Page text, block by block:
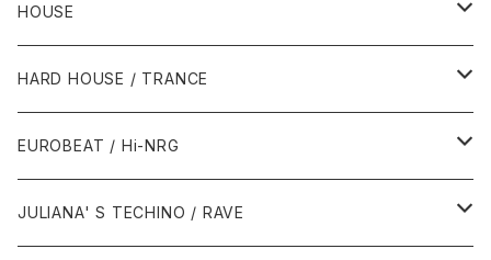
HOUSE
1980年代
1987年・以前
1988年
1990年代
1990年
2000年代
HARD HOUSE / TRANCE
1990年代
1994年・以前
2000年代
EUROBEAT / Hi-NRG
1980年代
JULIANA' S TECHINO / RAVE